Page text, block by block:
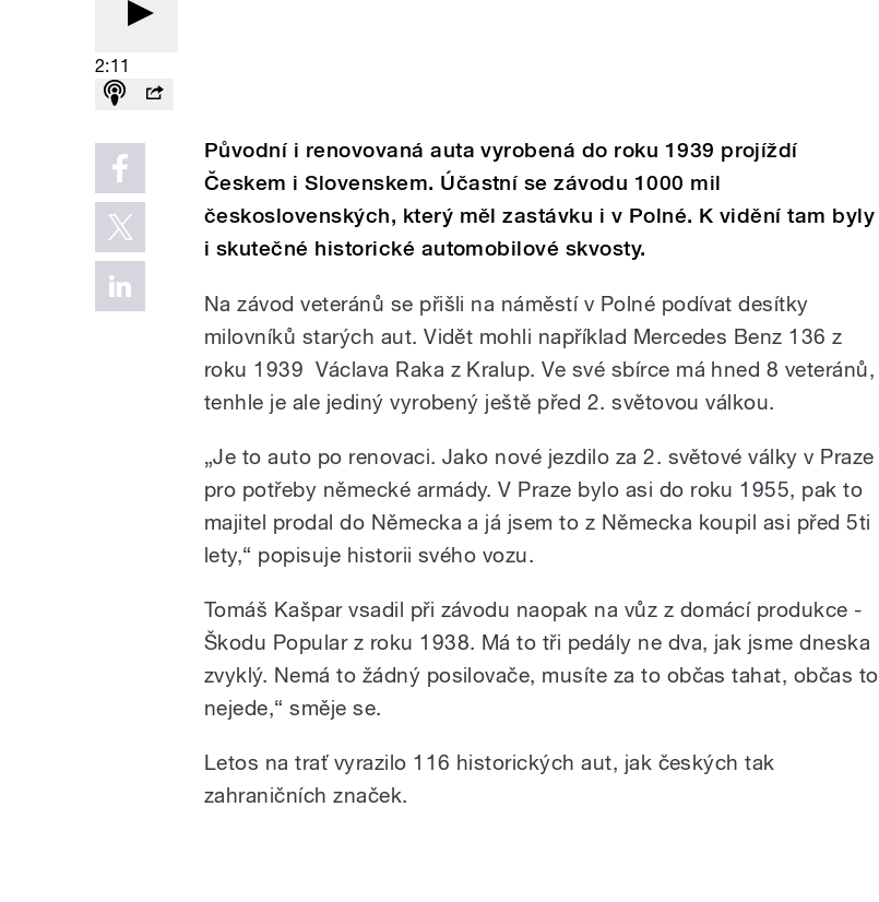
2:11
Původní i renovovaná auta vyrobená do roku 1939 projíždí
Českem i Slovenskem. Účastní se závodu 1000 mil
československých, který měl zastávku i v Polné. K vidění tam byly
i skutečné historické automobilové skvosty.
Na závod veteránů se přišli na náměstí v Polné podívat desítky
milovníků starých aut. Vidět mohli například Mercedes Benz 136 z
roku 1939 Václava Raka z Kralup. Ve své sbírce má hned 8 veteránů,
tenhle je ale jediný vyrobený ještě před 2. světovou válkou.
„Je to auto po renovaci. Jako nové jezdilo za 2. světové války v Praze
pro potřeby německé armády. V Praze bylo asi do roku 1955, pak to
majitel prodal do Německa a já jsem to z Německa koupil asi před 5ti
lety,“ popisuje historii svého vozu.
Tomáš Kašpar vsadil při závodu naopak na vůz z domácí produkce -
Škodu Popular z roku 1938. Má to tři pedály ne dva, jak jsme dneska
zvyklý. Nemá to žádný posilovače, musíte za to občas tahat, občas to
nejede,“ směje se.
Letos na trať vyrazilo 116 historických aut, jak českých tak
zahraničních značek.